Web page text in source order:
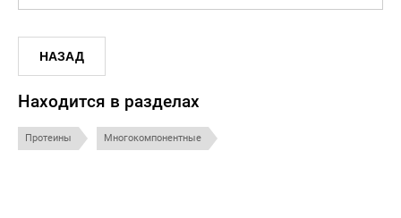
НАЗАД
Находится в разделах
Протеины Многокомпонентные